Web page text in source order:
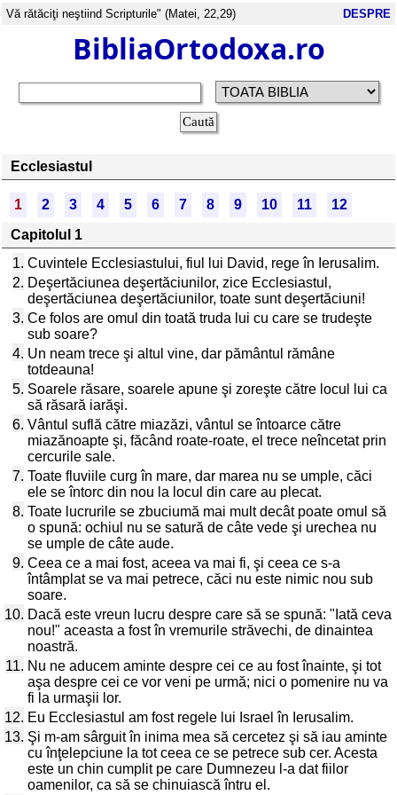
Vă rătăciţi neştiind Scripturile" (Matei, 22,29) DESPRE
BibliaOrtodoxa.ro
Ecclesiastul
1 2 3 4 5 6 7 8 9 10 11
12
Capitolul 1
1. Cuvintele Ecclesiastului, fiul lui David, rege în Ierusalim.
2. Deşertăciunea deşertăciunilor, zice Ecclesiastul,
deşertăciunea deşertăciunilor, toate sunt deşertăciuni!
3. Ce folos are omul din toată truda lui cu care se trudeşte
sub soare?
4. Un neam trece şi altul vine, dar pământul rămâne
totdeauna!
5. Soarele răsare, soarele apune şi zoreşte către locul lui ca
să răsară iarăşi.
6. Vântul suflă către miazăzi, vântul se întoarce către
miazănoapte şi, făcând roate-roate, el trece neîncetat prin
cercurile sale.
7. Toate fluviile curg în mare, dar marea nu se umple, căci
ele se întorc din nou la locul din care au plecat.
8. Toate lucrurile se zbuciumă mai mult decât poate omul să
o spună: ochiul nu se satură de câte vede şi urechea nu
se umple de câte aude.
9. Ceea ce a mai fost, aceea va mai fi, şi ceea ce s-a
întâmplat se va mai petrece, căci nu este nimic nou sub
soare.
10. Dacă este vreun lucru despre care să se spună: "Iată ceva
nou!" aceasta a fost în vremurile străvechi, de dinaintea
noastră.
11. Nu ne aducem aminte despre cei ce au fost înainte, şi tot
aşa despre cei ce vor veni pe urmă; nici o pomenire nu va
fi la urmaşii lor.
12. Eu Ecclesiastul am fost regele lui Israel în Ierusalim.
13. Şi m-am sârguit în inima mea să cercetez şi să iau aminte
cu înţelepciune la tot ceea ce se petrece sub cer. Acesta
este un chin cumplit pe care Dumnezeu l-a dat fiilor
oamenilor, ca să se chinuiască întru el.